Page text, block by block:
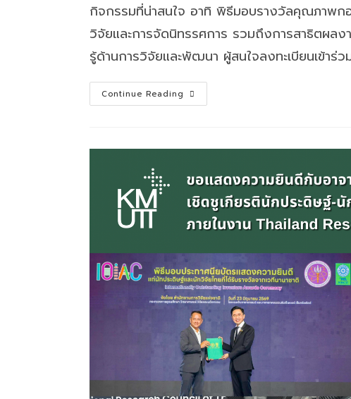
กิจกรรมที่น่าสนใจ อาทิ พิธีมอบรางวัลคุณภาพก
วิจัยและการจัดนิทรรศการ รวมถึงการสาธิตผล
รู้ด้านการวิจัยและพัฒนา ผู้สนใจลงทะเบียนเข้าร่ว
Continue Reading
ขอ
งาน
“วัน
รางวัล
คุณภาพ
เรือ
และ
นาวี
วิจัย
ประจำ
ปีงบประมาณ
2569”